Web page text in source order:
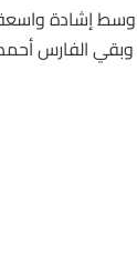
وسط إشادة
وبقي الفارس